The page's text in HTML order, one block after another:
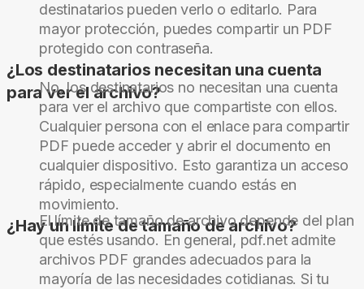
destinatarios pueden verlo o editarlo. Para
mayor protección, puedes compartir un PDF
protegido con contraseña.
¿Los destinatarios necesitan una cuenta
para ver el archivo?
No, los destinatarios no necesitan una cuenta
para ver el archivo que compartiste con ellos.
Cualquier persona con el enlace para compartir
PDF puede acceder y abrir el documento en
cualquier dispositivo. Esto garantiza un acceso
rápido, especialmente cuando estás en
movimiento.
¿Hay un límite de tamaño de archivo?
El límite de tamaño de archivo depende del plan
que estés usando. En general, pdf.net admite
archivos PDF grandes adecuados para la
mayoría de las necesidades cotidianas. Si tu